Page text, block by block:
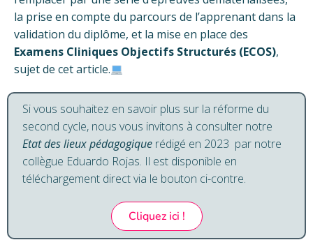
la prise en compte du parcours de l’apprenant dans la
validation du diplôme, et la mise en place des
Examens Cliniques Objectifs Structurés (ECOS),
sujet de cet article.
Si vous souhaitez en savoir plus sur la réforme du
second cycle, nous vous invitons à consulter notre
Etat des lieux pédagogique rédigé en 2023 par notre
collègue Eduardo Rojas. Il est disponible en
téléchargement direct via le bouton ci-contre.
Cliquez ici !